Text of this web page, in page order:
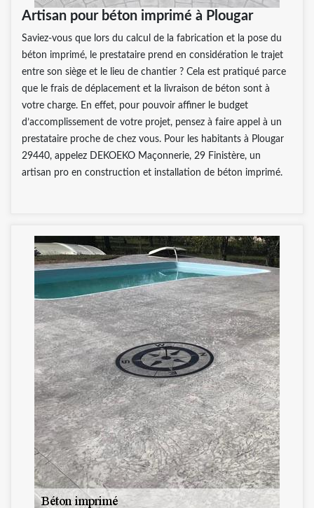
Artisan pour béton imprimé à Plougar
Saviez-vous que lors du calcul de la fabrication et la pose du
béton imprimé, le prestataire prend en considération le trajet
entre son siège et le lieu de chantier ? Cela est pratiqué parce
que le frais de déplacement et la livraison de béton sont à
votre charge. En effet, pour pouvoir affiner le budget
d’accomplissement de votre projet, pensez à faire appel à un
prestataire proche de chez vous. Pour les habitants à Plougar
29440, appelez DEKOEKO Maçonnerie, 29 Finistère, un
artisan pro en construction et installation de béton imprimé.